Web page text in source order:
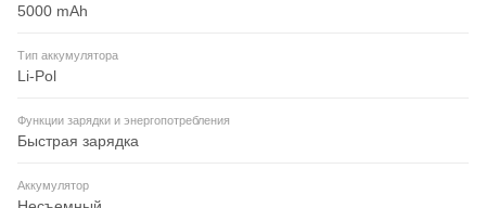
5000 mAh
Тип аккумулятора
Li-Pol
Функции зарядки и энергопотребления
Быстрая зарядка
Аккумулятор